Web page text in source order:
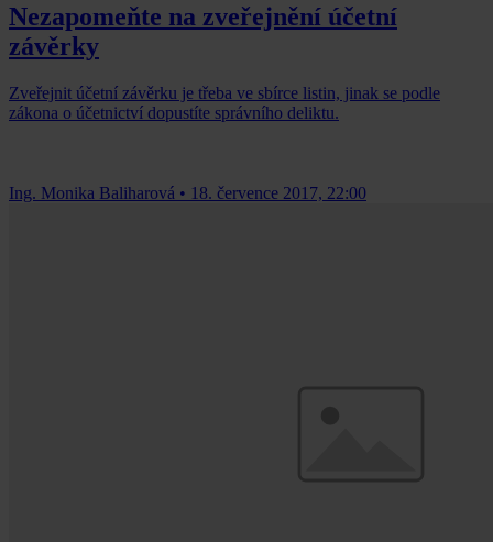
Nezapomeňte na zveřejnění účetní
závěrky
Zveřejnit účetní závěrku je třeba ve sbírce listin, jinak se podle
zákona o účetnictví dopustíte správního deliktu.
Ing. Monika Baliharová • 18. července 2017, 22:00